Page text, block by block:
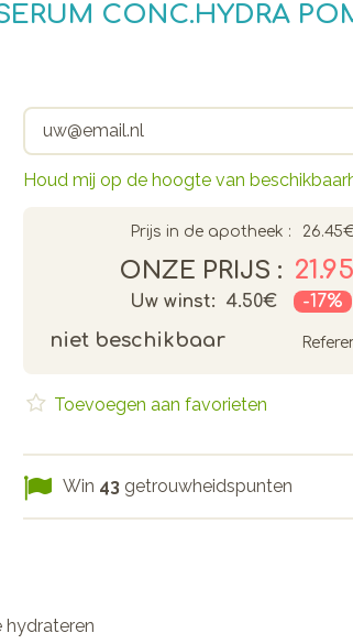
CONC.HYDRA
Prijs in de apotheek :
ONZE PRIJS :
Uw winst: 4.50€ -17%
niet beschikbaar
Houd mij op de hoogte van
Toevoegen aan favorieten
Win 43 getrouwheidspunten
hydrateren